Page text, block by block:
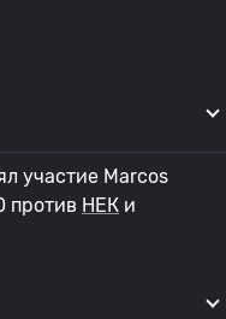
участие Marcos
против НЕК и